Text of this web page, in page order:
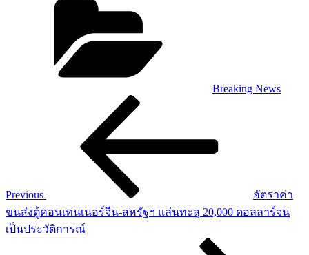
Breaking News
Previous
อัตราค่า
ขนส่งตู้คอนเทนเนอร์จีน-สหรัฐฯ แล่นทะลุ 20,000 ดอลลาร์จน
เป็นประวัติการณ์